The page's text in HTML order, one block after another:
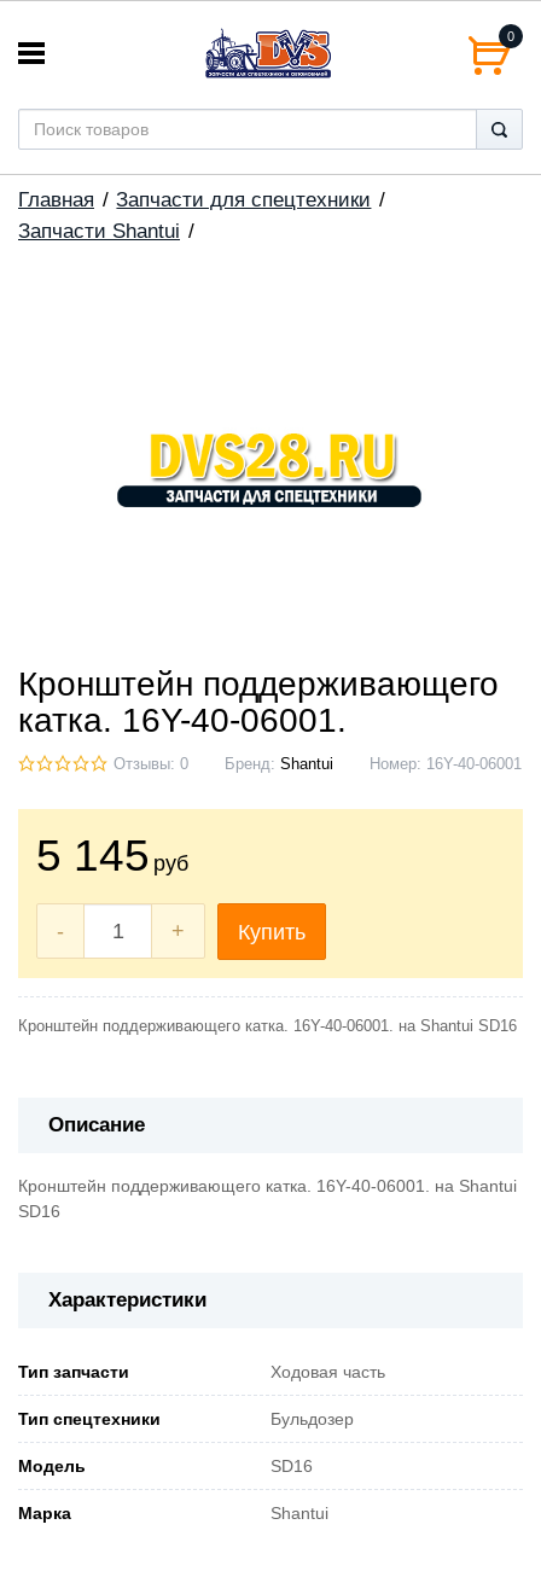
0
Главная
Запчасти для спецтехники
Запчасти Shantui
Кронштейн поддерживающего
катка. 16Y-40-06001.
Отзывы: 0 Бренд: Shantui Номер: 16Y-40-06001
5 145 руб
- + Купить
Кронштейн поддерживающего катка. 16Y-40-06001. на Shantui SD16
Описание
Кронштейн поддерживающего катка. 16Y-40-06001. на Shantui
SD16
Характеристики
Тип запчасти Ходовая часть
Тип спецтехники Бульдозер
Модель SD16
Марка Shantui